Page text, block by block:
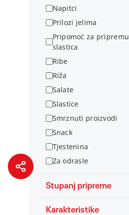
Napitci
Prilozi jelima
Pripomoć za pripremu
slastica
Ribe
Riža
Salate
Slastice
Smrznuti proizvodi
Snack
Tjestenina
Za odrasle
Stupanj pripreme
Karakteristike